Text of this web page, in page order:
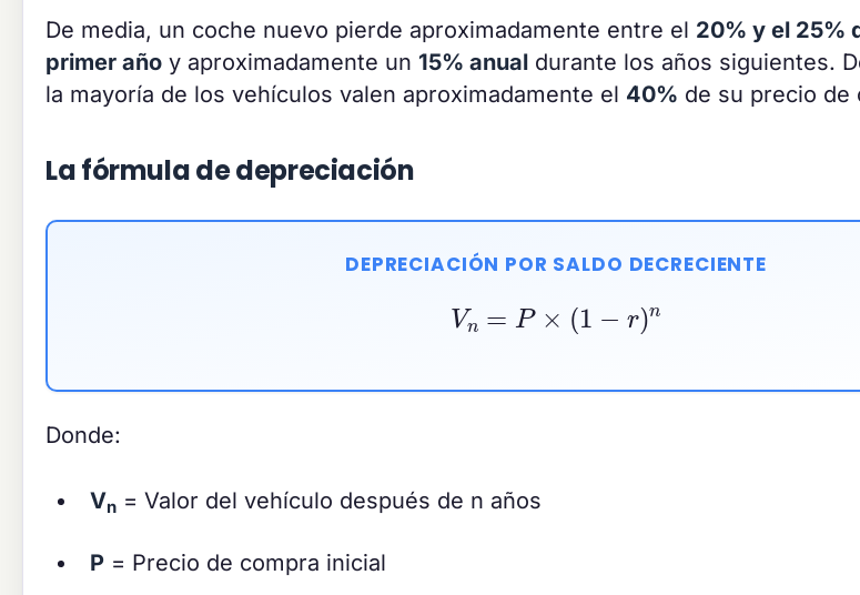
De media, un coche nuevo pierde aproximadamente entre el 20% y el 25%
primer año y aproximadamente un 15% anual durante los años siguientes.
la mayoría de los vehículos valen aproximadamente el 40% de su precio de
La fórmula de depreciación
DEPRECIACIÓN POR SALDO DECRECIENTE
=P × (1− n
Donde:
Vn = Valor del vehículo después de n años
P = Precio de compra inicial